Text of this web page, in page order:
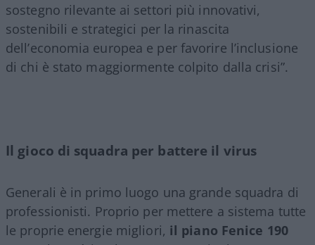
sostegno rilevante ai settori più innovativi,
sostenibili e strategici per la rinascita
dell’economia europea e per favorire l’inclusione
di chi è stato maggiormente colpito dalla crisi”.
Il gioco di squadra per battere il virus
Generali è in primo luogo una grande squadra di
professionisti. Proprio per mettere a sistema tutte
le proprie energie migliori, il piano Fenice 190